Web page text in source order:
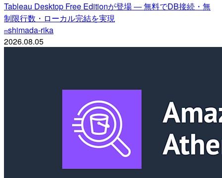
Tableau Desktop Free Editionが登場 ― 無料でDB接続・無
制限行数・ローカル完結を実現
mshimada-rika
2026.08.05